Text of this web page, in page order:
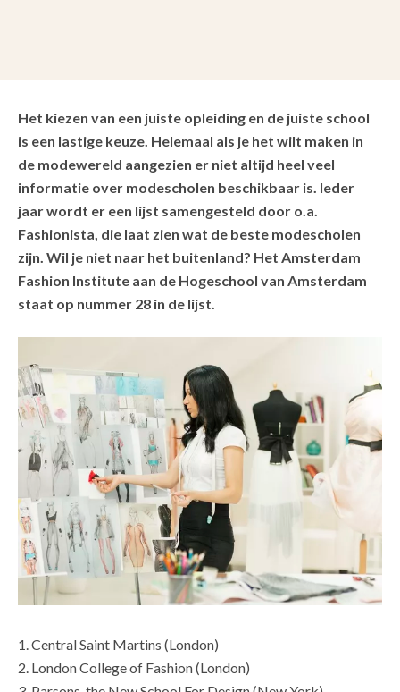
Het kiezen van een juiste opleiding en de juiste school
is een lastige keuze. Helemaal als je het wilt maken in
de modewereld aangezien er niet altijd heel veel
informatie over modescholen beschikbaar is. Ieder
jaar wordt er een lijst samengesteld door o.a.
Fashionista, die laat zien wat de beste modescholen
zijn. Wil je niet naar het buitenland? Het Amsterdam
Fashion Institute aan de Hogeschool van Amsterdam
staat op nummer 28 in de lijst.
1. Central Saint Martins (London)
2. London College of Fashion (London)